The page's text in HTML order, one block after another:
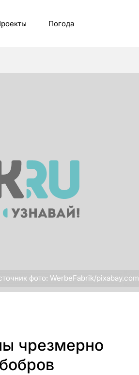
Погода
фото: WerbeFabrik/pixabay.com
чрезмерно